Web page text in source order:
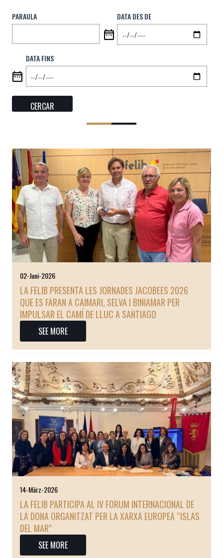
PARAULA DATA DES DE
DATA FINS
02-Juni-2026
LA FELIB PRESENTA LES JORNADES JACOBEES 2026
QUE ES FARAN A CAIMARI, SELVA I BINIAMAR PER
IMPULSAR EL CAMÍ DE LLUC A SANTIAGO
SEE MORE
14-März-2026
LA FELIB PARTICIPA AL IV FORUM INTERNACIONAL DE
LA DONA ORGANITZAT PER LA XARXA EUROPEA “ISLAS
DEL MAR"
SEE MORE